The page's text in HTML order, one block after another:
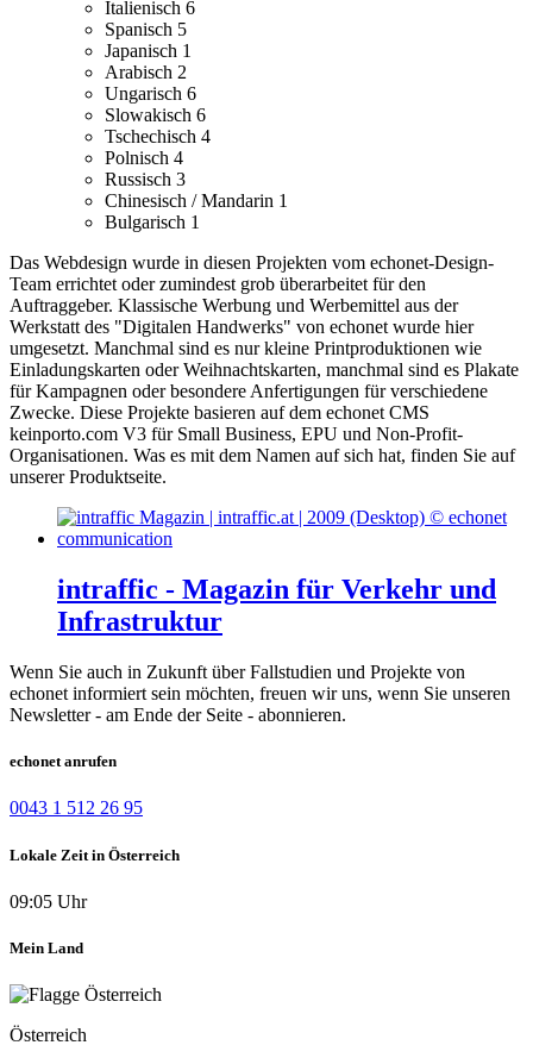
Italienisch 6
Spanisch 5
Japanisch 1
Arabisch 2
Ungarisch 6
Slowakisch 6
Tschechisch 4
Polnisch 4
Russisch 3
Chinesisch / Mandarin 1
Bulgarisch 1
Das Webdesign wurde in diesen Projekten vom echonet-Design-
Team errichtet oder zumindest grob überarbeitet für den
Auftraggeber. Klassische Werbung und Werbemittel aus der
Werkstatt des "Digitalen Handwerks" von echonet wurde hier
umgesetzt. Manchmal sind es nur kleine Printproduktionen wie
Einladungskarten oder Weihnachtskarten, manchmal sind es Plakate
für Kampagnen oder besondere Anfertigungen für verschiedene
Zwecke. Diese Projekte basieren auf dem echonet CMS
keinporto.com V3 für Small Business, EPU und Non-Profit-
Organisationen. Was es mit dem Namen auf sich hat, finden Sie auf
unserer Produktseite.
intraffic - Magazin für Verkehr und
Infrastruktur
Wenn Sie auch in Zukunft über Fallstudien und Projekte von
echonet informiert sein möchten, freuen wir uns, wenn Sie unseren
Newsletter - am Ende der Seite - abonnieren.
echonet anrufen
0043 1 512 26 95
Lokale Zeit in Österreich
09:05 Uhr
Mein Land
Österreich